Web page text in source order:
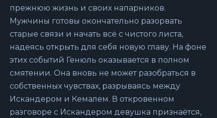
прежнюю жизнь и своих напарников.
Мужчины готовы окончательно разорвать
старые связи и начать всё с чистого листа,
надеясь открыть для себя новую главу. На фоне
этих событий Генюль оказывается в полном
смятении. Она вновь не может разобраться в
собственных чувствах, разрываясь между
Искандером и Кемалем. В откровенном
разговоре с Искандером девушка признаётся,